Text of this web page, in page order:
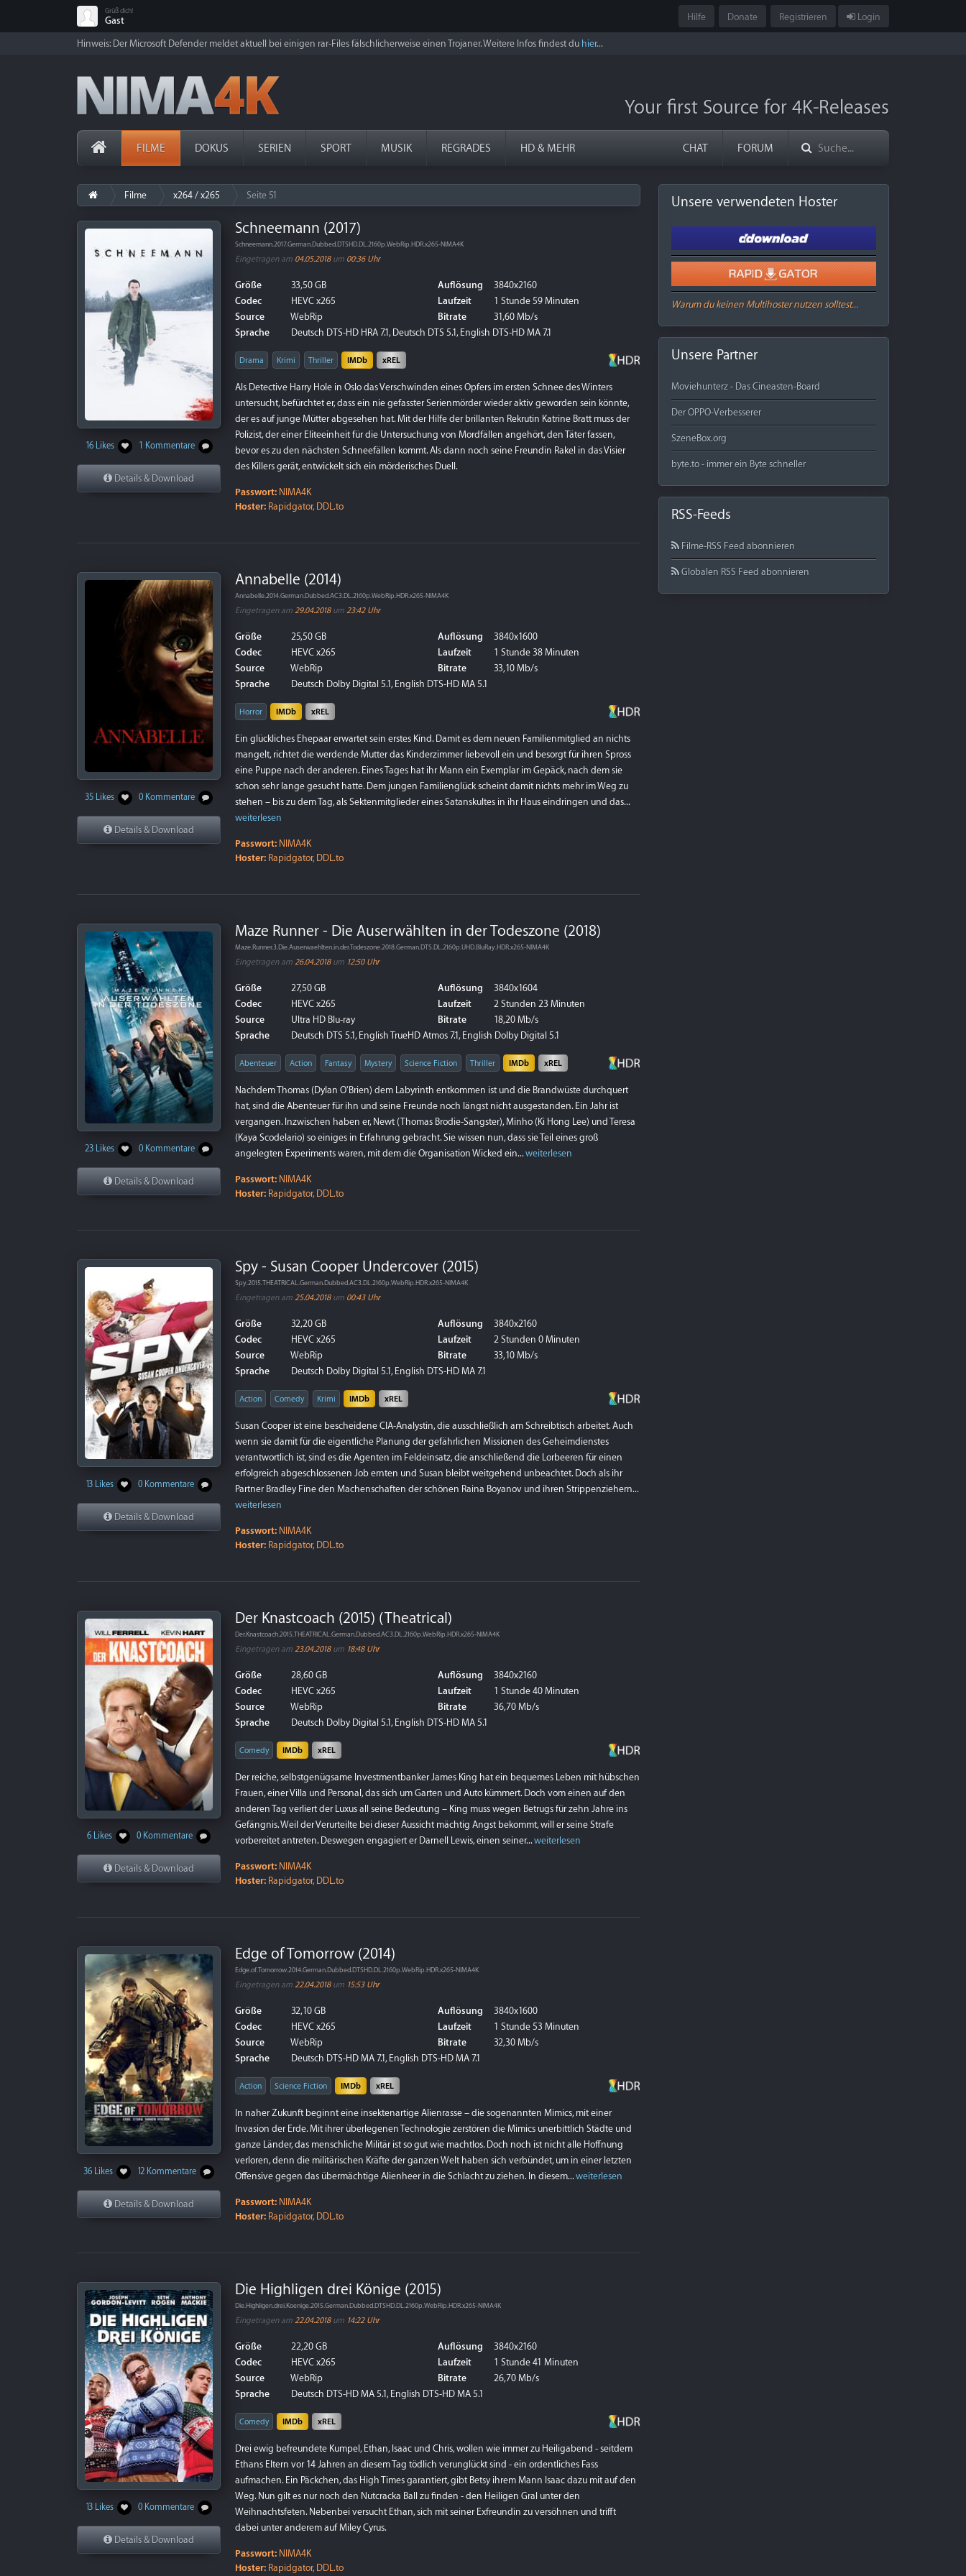
Grüß dich!
Gast Hilfe Donate Registrieren Login
Hinweis: Der Microsoft Defender meldet aktuell bei einigen rar-Files fälschlicherweise einen Trojaner. Weitere Infos findest du hier...
Your first Source for 4K-Releases
FILME DOKUS SERIEN SPORT MUSIK REGRADES HD & MEHR CHAT FORUM
Filme x264 / x265 Seite 51
16 Likes 1 Kommentare
Details & Download
Schneemann (2017)
Schneemann.2017.German.Dubbed.DTSHD.DL.2160p.WebRip.HDR.x265-NIMA4K
Eingetragen am 04.05.2018um 00:36 Uhr
Größe
33,50 GB
Codec
HEVC x265
Source
WebRip
Sprache
Deutsch DTS-HD HRA 7.1, Deutsch DTS 5.1, English DTS-HD MA 7.1
Auflösung
3840x2160
Laufzeit
1 Stunde 59 Minuten
Bitrate
31,60 Mb/s
Drama Krimi Thriller IMDb xREL
Als Detective Harry Hole in Oslo das Verschwinden eines Opfers im ersten Schnee des Winters
untersucht, befürchtet er, dass ein nie gefasster Serienmörder wieder aktiv geworden sein könnte,
der es auf junge Mütter abgesehen hat. Mit der Hilfe der brillanten Rekrutin Katrine Bratt muss der
Polizist, der einer Eliteeinheit für die Untersuchung von Mordfällen angehört, den Täter fassen,
bevor es zu den nächsten Schneefällen kommt. Als dann noch seine Freundin Rakel in das Visier
des Killers gerät, entwickelt sich ein mörderisches Duell.
Passwort: NIMA4K
Hoster: Rapidgator, DDL.to
35 Likes 0 Kommentare
Details & Download
Annabelle (2014)
Annabelle.2014.German.Dubbed.AC3.DL.2160p.WebRip.HDR.x265-NIMA4K
Eingetragen am 29.04.2018um 23:42 Uhr
Größe
25,50 GB
Codec
HEVC x265
Source
WebRip
Sprache
Deutsch Dolby Digital 5.1, English DTS-HD MA 5.1
Auflösung
3840x1600
Laufzeit
1 Stunde 38 Minuten
Bitrate
33,10 Mb/s
Horror IMDb xREL
Ein glückliches Ehepaar erwartet sein erstes Kind. Damit es dem neuen Familienmitglied an nichts
mangelt, richtet die werdende Mutter das Kinderzimmer liebevoll ein und besorgt für ihren Spross
eine Puppe nach der anderen. Eines Tages hat ihr Mann ein Exemplar im Gepäck, nach dem sie
schon sehr lange gesucht hatte. Dem jungen Familienglück scheint damit nichts mehr im Weg zu
stehen – bis zu dem Tag, als Sektenmitglieder eines Satanskultes in ihr Haus eindringen und das...
weiterlesen
Passwort: NIMA4K
Hoster: Rapidgator, DDL.to
23 Likes 0 Kommentare
Details & Download
Maze Runner - Die Auserwählten in der Todeszone (2018)
Maze.Runner.3.Die.Auserwaehlten.in.der.Todeszone.2018.German.DTS.DL.2160p.UHD.BluRay.HDR.x265-NIMA4K
Eingetragen am 26.04.2018um 12:50 Uhr
Größe
27,50 GB
Codec
HEVC x265
Source
Ultra HD Blu-ray
Sprache
Deutsch DTS 5.1, English TrueHD Atmos 7.1, English Dolby Digital 5.1
Auflösung
3840x1604
Laufzeit
2 Stunden 23 Minuten
Bitrate
18,20 Mb/s
Abenteuer Action Fantasy Mystery Science Fiction Thriller IMDb xREL
Nachdem Thomas (Dylan O'Brien) dem Labyrinth entkommen ist und die Brandwüste durchquert
hat, sind die Abenteuer für ihn und seine Freunde noch längst nicht ausgestanden. Ein Jahr ist
vergangen. Inzwischen haben er, Newt (Thomas Brodie-Sangster), Minho (Ki Hong Lee) und Teresa
(Kaya Scodelario) so einiges in Erfahrung gebracht. Sie wissen nun, dass sie Teil eines groß
angelegten Experiments waren, mit dem die Organisation Wicked ein... weiterlesen
Passwort: NIMA4K
Hoster: Rapidgator, DDL.to
13 Likes 0 Kommentare
Details & Download
Spy - Susan Cooper Undercover (2015)
Spy.2015.THEATRICAL.German.Dubbed.AC3.DL.2160p.WebRip.HDR.x265-NIMA4K
Eingetragen am 25.04.2018um 00:43 Uhr
Größe
32,20 GB
Codec
HEVC x265
Source
WebRip
Sprache
Deutsch Dolby Digital 5.1, English DTS-HD MA 7.1
Auflösung
3840x2160
Laufzeit
2 Stunden 0 Minuten
Bitrate
33,10 Mb/s
Action Comedy Krimi IMDb xREL
Susan Cooper ist eine bescheidene CIA-Analystin, die ausschließlich am Schreibtisch arbeitet. Auch
wenn sie damit für die eigentliche Planung der gefährlichen Missionen des Geheimdienstes
verantwortlich ist, sind es die Agenten im Feldeinsatz, die anschließend die Lorbeeren für einen
erfolgreich abgeschlossenen Job ernten und Susan bleibt weitgehend unbeachtet. Doch als ihr
Partner Bradley Fine den Machenschaften der schönen Raina Boyanov und ihren Strippenziehern...
weiterlesen
Passwort: NIMA4K
Hoster: Rapidgator, DDL.to
6 Likes 0 Kommentare
Details & Download
Der Knastcoach (2015) (Theatrical)
Der.Knastcoach.2015.THEATRICAL.German.Dubbed.AC3.DL.2160p.WebRip.HDR.x265-NIMA4K
Eingetragen am 23.04.2018um 18:48 Uhr
Größe
28,60 GB
Codec
HEVC x265
Source
WebRip
Sprache
Deutsch Dolby Digital 5.1, English DTS-HD MA 5.1
Auflösung
3840x2160
Laufzeit
1 Stunde 40 Minuten
Bitrate
36,70 Mb/s
Comedy IMDb xREL
Der reiche, selbstgenügsame Investmentbanker James King hat ein bequemes Leben mit hübschen
Frauen, einer Villa und Personal, das sich um Garten und Auto kümmert. Doch vom einen auf den
anderen Tag verliert der Luxus all seine Bedeutung – King muss wegen Betrugs für zehn Jahre ins
Gefängnis. Weil der Verurteilte bei dieser Aussicht mächtig Angst bekommt, will er seine Strafe
vorbereitet antreten. Deswegen engagiert er Darnell Lewis, einen seiner... weiterlesen
Passwort: NIMA4K
Hoster: Rapidgator, DDL.to
36 Likes 12 Kommentare
Details & Download
Edge of Tomorrow (2014)
Edge.of.Tomorrow.2014.German.Dubbed.DTSHD.DL.2160p.WebRip.HDR.x265-NIMA4K
Eingetragen am 22.04.2018um 15:53 Uhr
Größe
32,10 GB
Codec
HEVC x265
Source
WebRip
Sprache
Deutsch DTS-HD MA 7.1, English DTS-HD MA 7.1
Auflösung
3840x1600
Laufzeit
1 Stunde 53 Minuten
Bitrate
32,30 Mb/s
Action Science Fiction IMDb xREL
In naher Zukunft beginnt eine insektenartige Alienrasse – die sogenannten Mimics, mit einer
Invasion der Erde. Mit ihrer überlegenen Technologie zerstören die Mimics unerbittlich Städte und
ganze Länder, das menschliche Militär ist so gut wie machtlos. Doch noch ist nicht alle Hoffnung
verloren, denn die militärischen Kräfte der ganzen Welt haben sich verbündet, um in einer letzten
Offensive gegen das übermächtige Alienheer in die Schlacht zu ziehen. In diesem... weiterlesen
Passwort: NIMA4K
Hoster: Rapidgator, DDL.to
13 Likes 0 Kommentare
Details & Download
Die Highligen drei Könige (2015)
Die.Highligen.drei.Koenige.2015.German.Dubbed.DTSHD.DL.2160p.WebRip.HDR.x265-NIMA4K
Eingetragen am 22.04.2018um 14:22 Uhr
Größe
22,20 GB
Codec
HEVC x265
Source
WebRip
Sprache
Deutsch DTS-HD MA 5.1, English DTS-HD MA 5.1
Auflösung
3840x2160
Laufzeit
1 Stunde 41 Minuten
Bitrate
26,70 Mb/s
Comedy IMDb xREL
Drei ewig befreundete Kumpel, Ethan, Isaac und Chris, wollen wie immer zu Heiligabend - seitdem
Ethans Eltern vor 14 Jahren an diesem Tag tödlich verunglückt sind - ein ordentliches Fass
aufmachen. Ein Päckchen, das High Times garantiert, gibt Betsy ihrem Mann Isaac dazu mit auf den
Weg. Nun gilt es nur noch den Nutcracka Ball zu finden - den Heiligen Gral unter den
Weihnachtsfeten. Nebenbei versucht Ethan, sich mit seiner Exfreundin zu versöhnen und trifft
dabei unter anderem auf Miley Cyrus.
Passwort: NIMA4K
Hoster: Rapidgator, DDL.to
Unsere verwendeten Hoster
Warum du keinen Multihoster nutzen solltest...
Unsere Partner
Moviehunterz - Das Cineasten-Board
Der OPPO-Verbesserer
SzeneBox.org
byte.to - immer ein Byte schneller
RSS-Feeds
Filme-RSS Feed abonnieren
Globalen RSS Feed abonnieren